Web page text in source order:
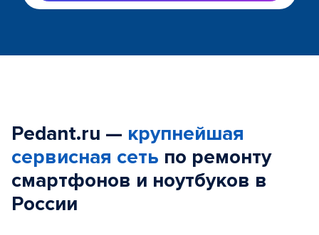
Pedant.ru — крупнейшая
сервисная сеть по ремонту
смартфонов и ноутбуков в
России